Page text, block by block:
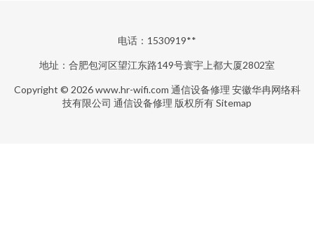
电话：1530919**
地址：合肥包河区望江东路149号寰宇上都大厦2802室
Copyright © 2026www.hr-wifi.com 通信设备修理 安徽华冉网络科
技有限公司 通信设备修理 版权所有Sitemap